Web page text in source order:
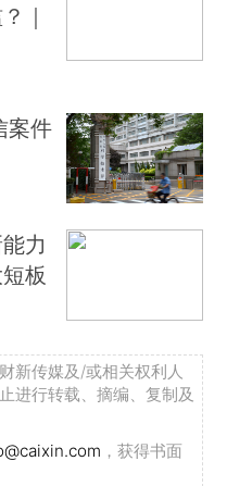
｜
案件
力
板
新传媒及/或相关权利人
进行转载、摘编、复制及
，获得书面